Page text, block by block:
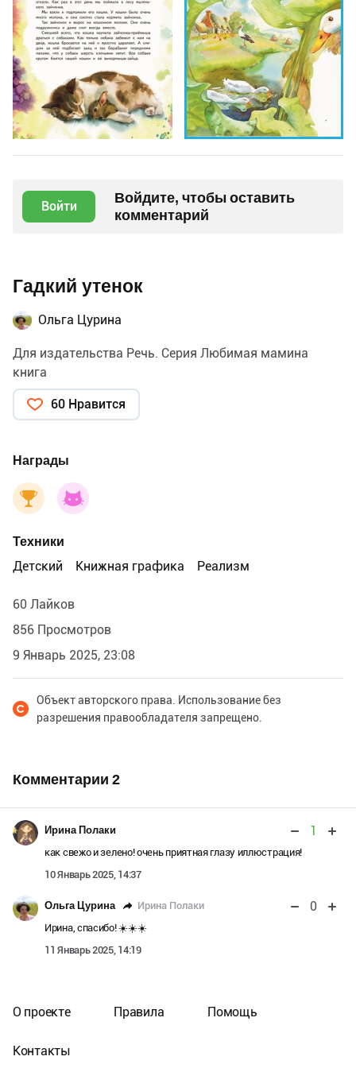
Войти
Войдите, чтобы оставить
комментарий
Гадкий утенок
Ольга Цурина
Для издательства Речь. Серия Любимая мамина
книга
60 Нравится
Награды
Техники
Детский
Книжная графика Реализм
60 Лайков
856 Просмотров
9 Январь 2025, 23:08
Объект авторского права. Использование без
разрешения правообладателя запрещено.
Комментарии 2
Ирина Полаки 1
как свежо и зелено! очень приятная глазу иллюстрация!
10 Январь 2025, 14:37
Ольга Цурина Ирина Полаки 0
Ирина, спасибо! ☀️☀️☀️
11 Январь 2025, 14:19
О проекте Правила Помощь
Контакты